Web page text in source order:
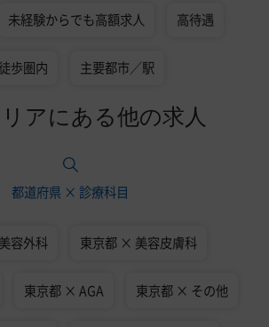
未経験からでも高額求人 高待遇
歩圏内 主要都市／駅
アにある他の求人
都道府県 × 診療科目
容外科 東京都 × 美容皮膚科
東京都 × AGA 東京都 × その他